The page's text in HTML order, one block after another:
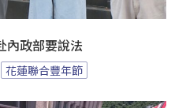
內政部要說法
花蓮聯合豐年節